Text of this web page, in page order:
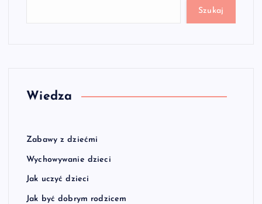
Szukaj
Wiedza
Zabawy z dziećmi
Wychowywanie dzieci
Jak uczyć dzieci
Jak być dobrym rodzicem